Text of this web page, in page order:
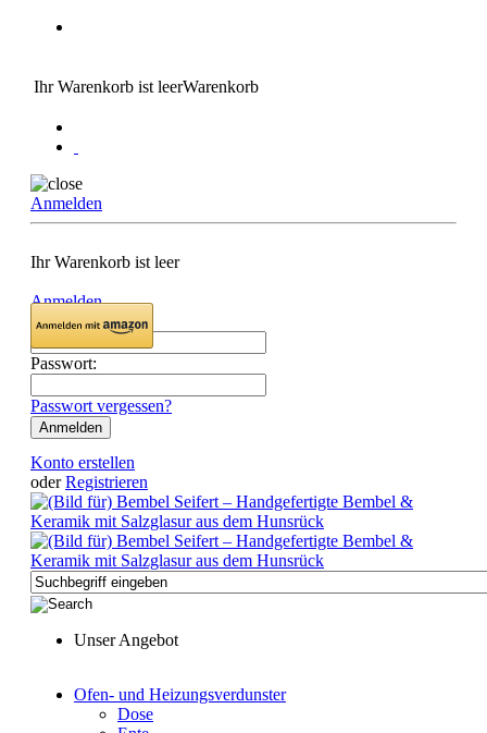
Ihr Warenkorb ist leerWarenkorb
Anmelden
Ihr Warenkorb ist leer
Anmelden
Email:
Passwort:
Passwort vergessen?
Konto erstellen
oder Registrieren
Unser Angebot
Ofen- und Heizungsverdunster
Dose